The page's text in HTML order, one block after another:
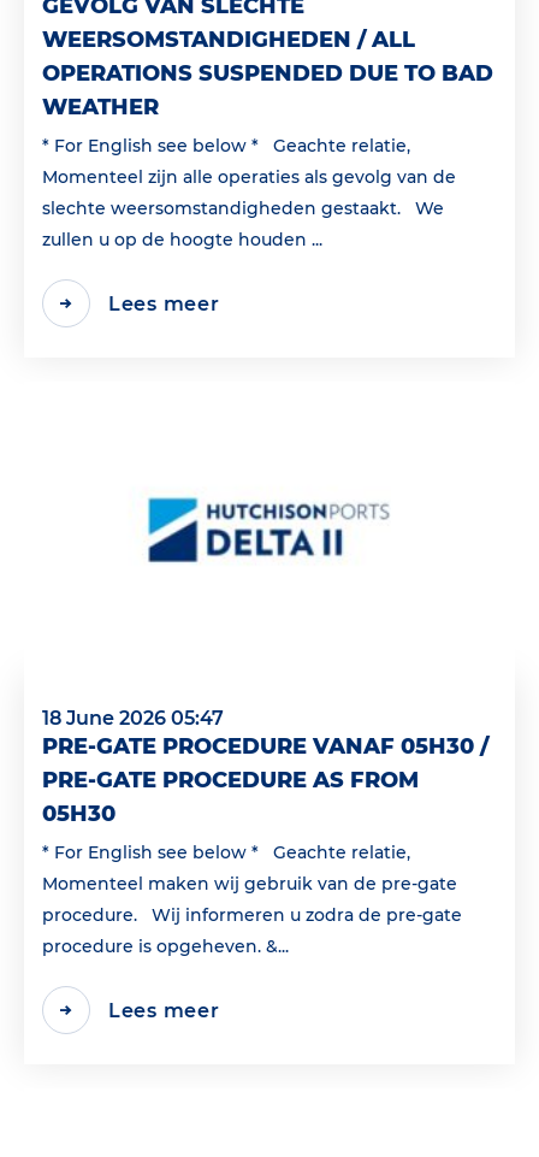
GEVOLG VAN SLECHTE
WEERSOMSTANDIGHEDEN / ALL
OPERATIONS SUSPENDED DUE TO BAD
WEATHER
* For English see below * Geachte relatie,
Momenteel zijn alle operaties als gevolg van de
slechte weersomstandigheden gestaakt. We
zullen u op de hoogte houden ...
Lees meer
18 June 2026 05:47
PRE-GATE PROCEDURE VANAF 05H30 /
PRE-GATE PROCEDURE AS FROM
05H30
* For English see below * Geachte relatie,
Momenteel maken wij gebruik van de pre-gate
procedure. Wij informeren u zodra de pre-gate
procedure is opgeheven. &...
Lees meer